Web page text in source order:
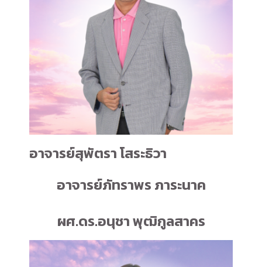
อาจารย์สุพัตรา โสระธิวา
อาจารย์ภัทราพร ภาระนาค
ผศ.ดร.อนุชา พุฒิกูลสาคร